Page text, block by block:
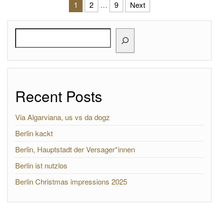
Posts pagination
1 2 … 9 Next
Recent Posts
Via Algarviana, us vs da dogz
Berlin kackt
Berlin, Hauptstadt der Versager*innen
Berlin ist nutzlos
Berlin Christmas impressions 2025